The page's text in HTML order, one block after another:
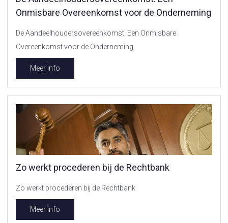
Onmisbare Overeenkomst voor de Onderneming
De Aandeelhoudersovereenkomst: Een Onmisbare
Overeenkomst voor de Onderneming
Meer info
Zo werkt procederen bij de Rechtbank
Zo werkt procederen bij de Rechtbank
Meer info